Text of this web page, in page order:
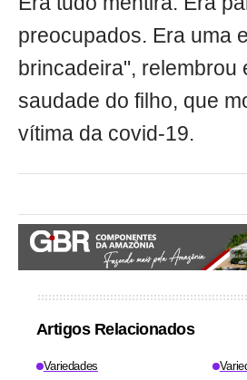
preocupados. Era uma
brincadeira", relembrou
saudade do filho, que
vítima da covid-19.
Artigos Relacionados
Variedades